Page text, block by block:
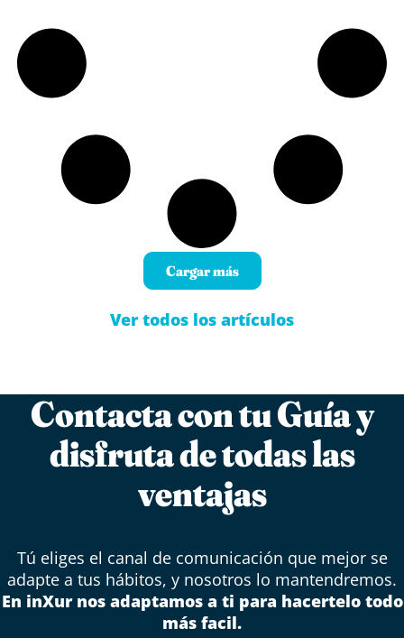
Cargar más
Ver todos los artículos
Contacta con tu Guía y
disfruta de todas las
ventajas
Tú eliges el canal de comunicación que mejor se
adapte a tus hábitos, y nosotros lo mantendremos.
En inXur nos adaptamos a ti para hacertelo todo
más facil.